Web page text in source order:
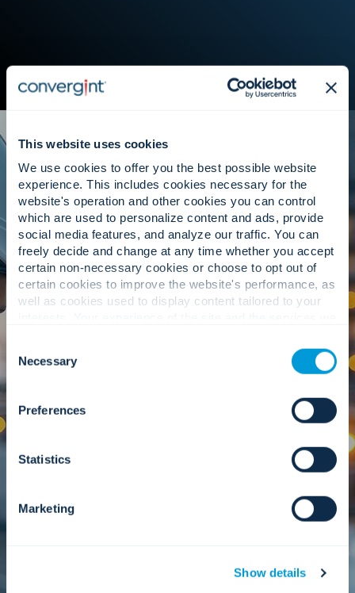
This website uses cookies
We use cookies to offer you the best possible website
experience. This includes cookies necessary for the
website's operation and other cookies you can control
which are used to personalize content and ads, provide
social media features, and analyze our traffic. You can
freely decide and change at any time whether you accept
certain non-necessary cookies or choose to opt out of
certain cookies to improve the website's performance, as
well as cookies used to display content tailored to your
cookies. Click "Show details" below for more information
about who we share your information with.
Selection
Necessary
Preferences
Statistics
Marketing
Show details
가용성과 성능을 지원하는 서비스입니
다.
선제적 서비스 제공을 위한 기반을 마련하는 중앙 집
더 알아보기